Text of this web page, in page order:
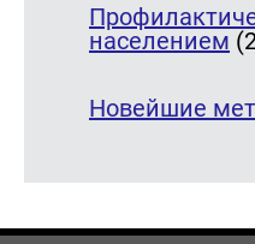
населением
Новейшие